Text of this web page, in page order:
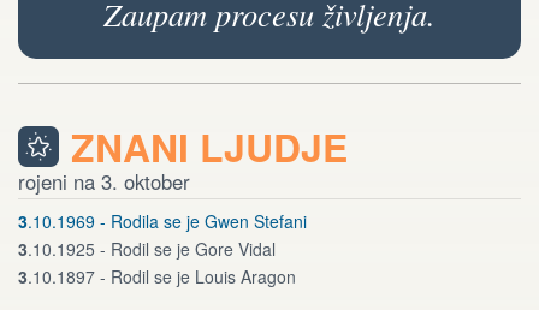
Zaupam procesu življenja.
ZNANI LJUDJE
rojeni na 3. oktober
3.10.1969 - Rodila se je Gwen Stefani
3.10.1925 - Rodil se je Gore Vidal
3.10.1897 - Rodil se je Louis Aragon